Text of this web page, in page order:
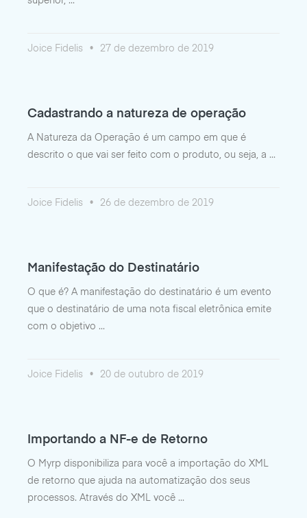
Joice Fidelis 27 de dezembro de 2019
Cadastrando a natureza de operação
A Natureza da Operação é um campo em que é
descrito o que vai ser feito com o produto, ou seja, a
Joice Fidelis 26 de dezembro de 2019
Manifestação do Destinatário
O que é? A manifestação do destinatário é um evento
que o destinatário de uma nota fiscal eletrônica emite
com o objetivo
Joice Fidelis 20 de outubro de 2019
Importando a NF-e de Retorno
O Myrp disponibiliza para você a importação do XML
de retorno que ajuda na automatização dos seus
processos. Através do XML você